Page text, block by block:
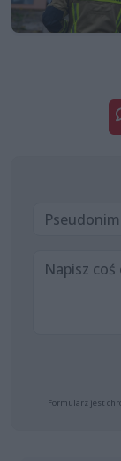
Formularz jest